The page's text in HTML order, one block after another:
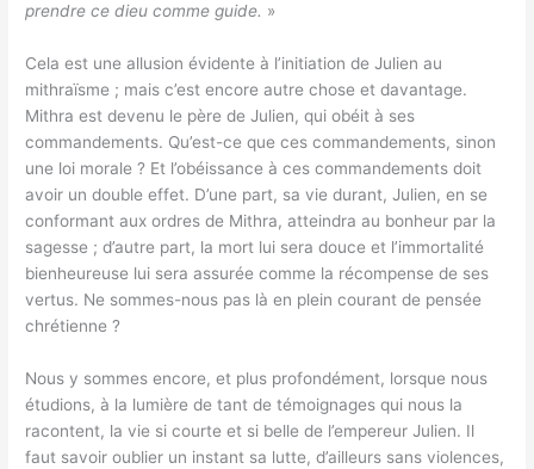
prendre ce dieu comme guide. »
Cela est une allusion évidente à l’initiation de Julien au
mithraïsme ; mais c’est encore autre chose et davantage.
Mithra est devenu le père de Julien, qui obéit à ses
commandements. Qu’est-ce que ces commandements, sinon
une loi morale ? Et l’obéissance à ces commandements doit
avoir un double effet. D’une part, sa vie durant, Julien, en se
conformant aux ordres de Mithra, atteindra au bonheur par la
sagesse ; d’autre part, la mort lui sera douce et l’immortalité
bienheureuse lui sera assurée comme la récompense de ses
vertus. Ne sommes-nous pas là en plein courant de pensée
chrétienne ?
Nous y sommes encore, et plus profondément, lorsque nous
étudions, à la lumière de tant de témoignages qui nous la
racontent, la vie si courte et si belle de l’empereur Julien. Il
faut savoir oublier un instant sa lutte, d’ailleurs sans violences,